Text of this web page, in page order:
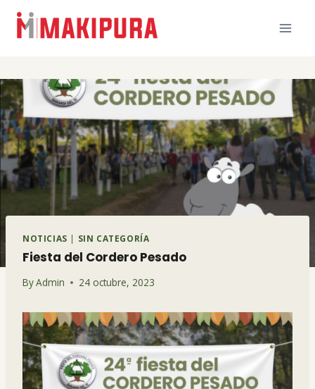
Skip
content
NOTICIAS | SIN CATEGORÍA
Fiesta del Cordero Pesado
ByAdmin 24 octubre, 2023